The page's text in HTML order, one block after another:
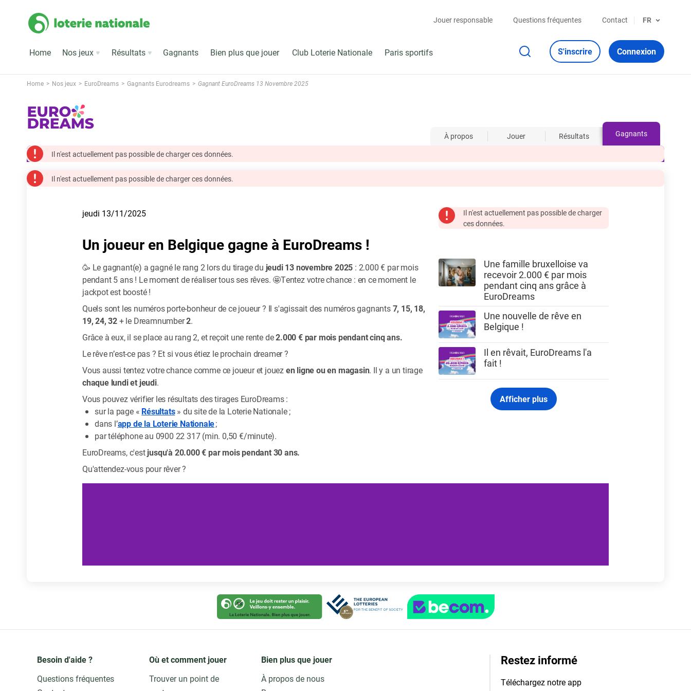
Jouer responsable Questions fréquentes Contact FR
Home Nos jeux Résultats Gagnants Bien plus que jouer Club Loterie Nationale Paris sportifs S'inscrire Connexion
Home Nos jeux EuroDreams Gagnants Eurodreams Gagnant EuroDreams 13 Novembre 2025
À propos Jouer Résultats Gagnants
Il n'est actuellement pas possible de charger ces données.
Il n'est actuellement pas possible de charger ces données.
jeudi 13/11/2025
Un joueur en Belgique gagne à EuroDreams !
🥳 Le gagnant(e) a gagné le rang 2 lors du tirage du jeudi 13 novembre 2025 : 2.000 € par mois
pendant 5 ans ! Le moment de réaliser tous ses rêves. 🤩Tentez votre chance : en ce moment le
jackpot est boosté !
Quels sont les numéros porte-bonheur de ce joueur ? Il s'agissait des numéros gagnants7, 15, 18,
19, 24, 32+ le Dreamnumber2.
Grâce à eux, il se place au rang 2, et reçoit une rente de2.000 € par mois pendant cinq ans.
Le rêve n’est-ce pas ? Et si vous étiez le prochain dreamer ?
Vous aussi tentez votre chance comme ce joueur et jouezen ligne ou en magasin. Il y a un tirage
chaque lundi et jeudi.
Vous pouvez vérifier les résultats des tirages EuroDreams :
sur la page « Résultats» du site de la Loterie Nationale ;
dans l’app de la Loterie Nationale;
par téléphone au 0900 22 317 (min. 0,50 €/minute).
EuroDreams, c'estjusqu'à 20.000 € par mois pendant 30 ans.
Qu'attendez-vous pour rêver ?
Il n'est actuellement pas possible de charger
ces données.
Une famille bruxelloise va
recevoir 2.000 € par mois
pendant cinq ans grâce à
EuroDreams
Une nouvelle de rêve en
Belgique !
Il en rêvait, EuroDreams l'a
fait !
Afficher plus
Besoin d'aide ?
Questions fréquentes
Où et comment jouer
Trouver un point de
Bien plus que jouer
À propos de nous
Restez informé
Téléchargez notre app